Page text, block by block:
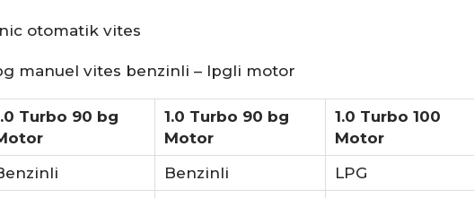
otomatik vites
manuel vites benzinli – lpgli motor
Turbo 90 bg
1.0 Turbo 90 bg
Motor
1.0 Turbo 100
Motor
Benzinli
LPG